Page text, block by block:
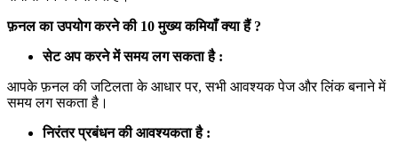
फ़नल का उपयोग करने की 10 मुख्य कमियाँ क्या हैं ?
सेट अप करने में समय लग सकता है :
आपके फ़नल की जटिलता के आधार पर, सभी आवश्यक पेज और लिंक बनाने में
समय लग सकता है।
निरंतर प्रबंधन की आवश्यकता है :